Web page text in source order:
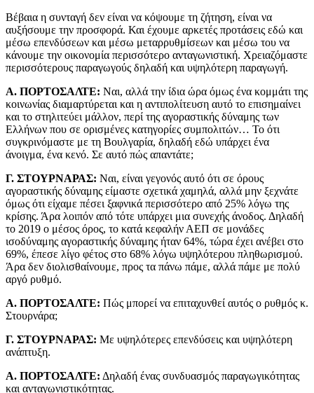
Βέβαια η συνταγή δεν είναι να κόψουμε τη ζήτηση, είναι να
αυξήσουμε την προσφορά. Και έχουμε αρκετές προτάσεις εδώ και
μέσω επενδύσεων και μέσω μεταρρυθμίσεων και μέσω του να
κάνουμε την οικονομία περισσότερο ανταγωνιστική. Χρειαζόμαστε
περισσότερους παραγωγούς δηλαδή και υψηλότερη παραγωγή.
Α. ΠΟΡΤΟΣΑΛΤΕ: Ναι, αλλά την ίδια ώρα όμως ένα κομμάτι της
κοινωνίας διαμαρτύρεται και η αντιπολίτευση αυτό το επισημαίνει
και το στηλιτεύει μάλλον, περί της αγοραστικής δύναμης των
Ελλήνων που σε ορισμένες κατηγορίες συμπολιτών… Το ότι
συγκρινόμαστε με τη Βουλγαρία, δηλαδή εδώ υπάρχει ένα
άνοιγμα, ένα κενό. Σε αυτό πώς απαντάτε;
Γ. ΣΤΟΥΡΝΑΡΑΣ: Ναι, είναι γεγονός αυτό ότι σε όρους
αγοραστικής δύναμης είμαστε σχετικά χαμηλά, αλλά μην ξεχνάτε
όμως ότι είχαμε πέσει ξαφνικά περισσότερο από 25% λόγω της
κρίσης. Άρα λοιπόν από τότε υπάρχει μια συνεχής άνοδος. Δηλαδή
το 2019 ο μέσος όρος, το κατά κεφαλήν ΑΕΠ σε μονάδες
ισοδύναμης αγοραστικής δύναμης ήταν 64%, τώρα έχει ανέβει στο
69%, έπεσε λίγο φέτος στο 68% λόγω υψηλότερου πληθωρισμού.
Άρα δεν διολισθαίνουμε, προς τα πάνω πάμε, αλλά πάμε με πολύ
αργό ρυθμό.
Α. ΠΟΡΤΟΣΑΛΤΕ: Πώς μπορεί να επιταχυνθεί αυτός ο ρυθμός κ.
Στουρνάρα;
Γ. ΣΤΟΥΡΝΑΡΑΣ: Με υψηλότερες επενδύσεις και υψηλότερη
ανάπτυξη.
Α. ΠΟΡΤΟΣΑΛΤΕ: Δηλαδή ένας συνδυασμός παραγωγικότητας
και ανταγωνιστικότητας.